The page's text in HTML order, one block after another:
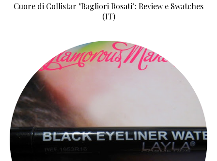
Cuore di Collistar "Bagliori Rosati": Review e Swatches
(IT)